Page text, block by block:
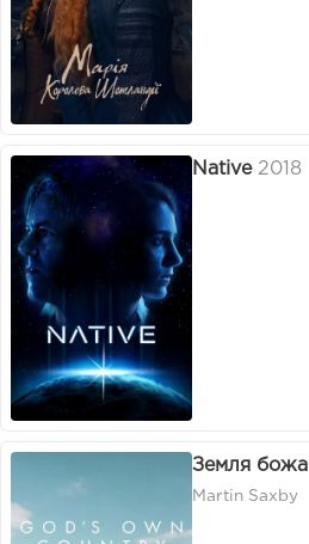
Native 2018
Земля божа
Martin Saxby